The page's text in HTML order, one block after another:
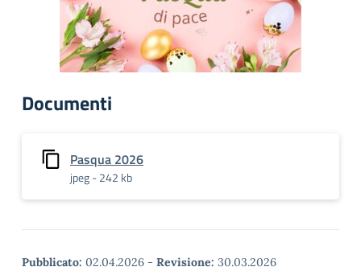
Documenti
Pasqua 2026
jpeg - 242 kb
Pubblicato: 02.04.2026 - Revisione: 30.03.2026